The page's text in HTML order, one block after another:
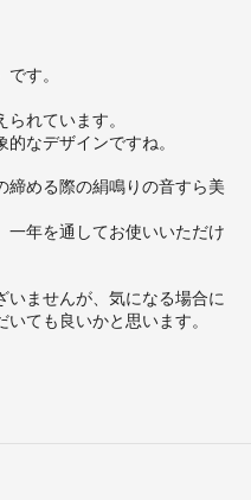
す。
れています。
なデザインですね。
締める際の絹鳴りの音すら美
一年を通してお使いいただけ
いませんが、気になる場合に
ても良いかと思います。